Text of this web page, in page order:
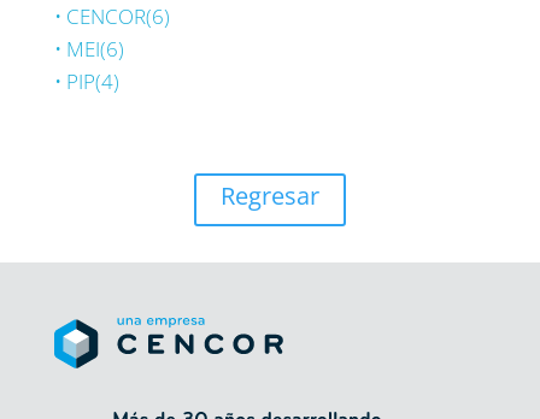
• CENCOR(6)
• MEI(6)
• PIP(4)
Regresar